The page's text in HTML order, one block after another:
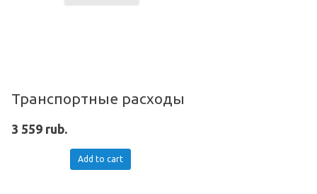
Транспортные расходы
3 559 rub.
Add to cart